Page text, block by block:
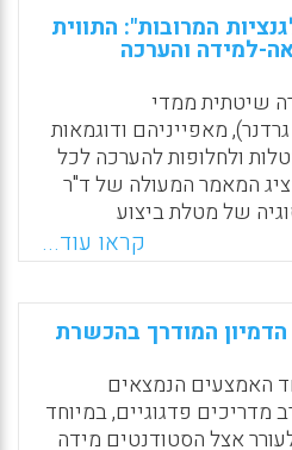
אלא שקיים מתח בין
בראש הבניית מסרים
האידיאה האקדמית הדורשת
עם מסרים מורכבים.
הנוגעות לצד החיוב
והשלילה בשימוש בתוכנת Power Point. (יוסי
X
המרובות": התווית
למידה והערכה
שיטתית ממדי
מאפייניהם ודוגמאות
ולחלופות להערכה לכל
המאמר המעולה של ד"ר
של מטלת ביצוע
תשתית להערכה חלופית
בהירה ומדגימה דוגמאות
אותנטית לפי
המרובות. במבנית
עבודה על משימות לימוד או
את דרכי העבודה אפשר
מבנית (בתחומי המדע
קראו עוד...
המודרך בהכשרת
האמצעים הנמצאים
פדגוגיים, במיוחד
אצל הסטודנטים מידה